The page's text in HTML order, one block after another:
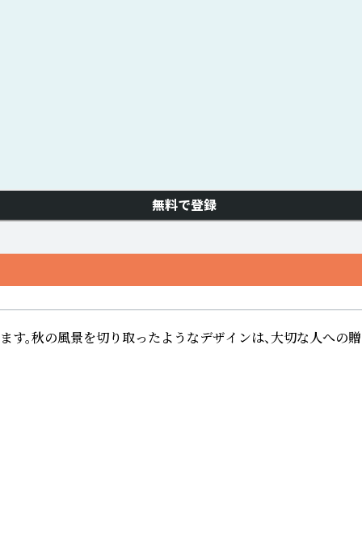
無料で登録
秋の風景を切り取ったようなデザインは、大切な人へ